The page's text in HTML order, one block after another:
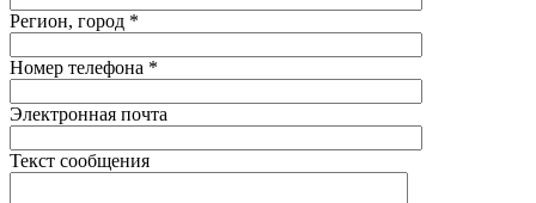
Регион, город *
Номер телефона *
Электронная почта
Текст сообщения